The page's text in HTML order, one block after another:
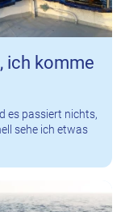
ich komme
es passiert nichts,
sehe ich etwas